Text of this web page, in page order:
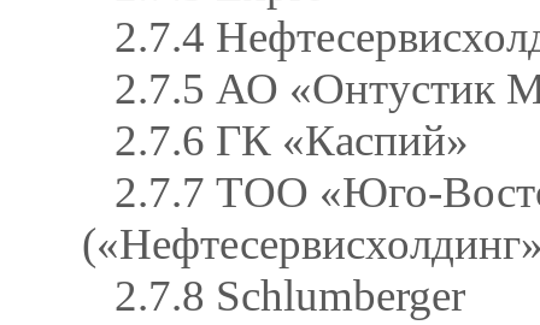
2.7.4
2.7.5 АО «Онтустик
2.7.6 ГК «Каспий»
2.7.7 ТОО «Юго-
2.7.8 Schlumberger